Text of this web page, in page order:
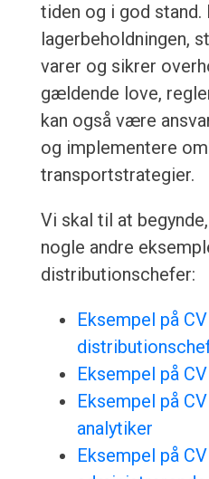
tiden og i god stand.
lagerbeholdningen,
varer og sikrer
gældende love,
kan også være
og implementere
transportstrategier.
Vi skal til at
nogle andre
distributionschefer:
Eksempel på
Eksempel på
Eksempel på
analytiker
Eksempel på